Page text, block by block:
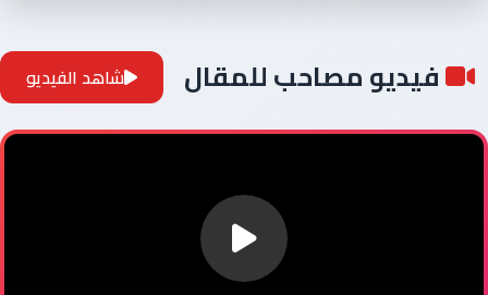
فيديو مصاحب للمقال شاهد الفيديو